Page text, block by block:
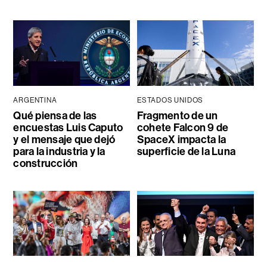
ARGENTINA
Qué piensa de las
encuestas Luis Caputo
y el mensaje que dejó
para la industria y la
construcción
ESTADOS UNIDOS
Fragmento de un
cohete Falcon 9 de
SpaceX impacta la
superficie de la Luna